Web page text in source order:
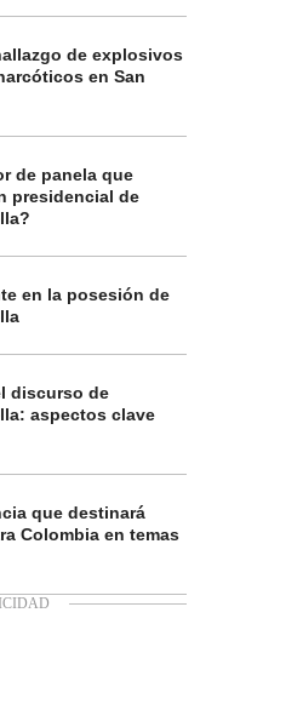
de explosivos
en San
de panela que
presidencial de
en la posesión de
discurso de
aspectos clave
que destinará
Colombia en temas